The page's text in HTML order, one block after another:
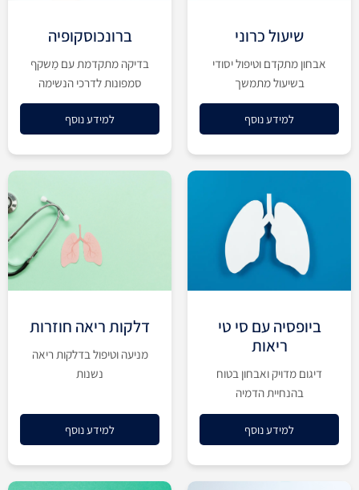
שיעול כרוני
אבחון מתקדם וטיפול יסודי
בשיעול מתמשך
למידע נוסף
ברונכוסקופיה
בדיקה מתקדמת עם מַשקף
סמפונות לדרכי הנשימה
למידע נוסף
ביופסיה עם סי טי
ריאות
דיגום מדויק ואבחון בטוח
בהנחיית הדמיה
למידע נוסף
דלקות ריאה חוזרות
מניעה וטיפול בדלקות ריאה
נשנות
למידע נוסף